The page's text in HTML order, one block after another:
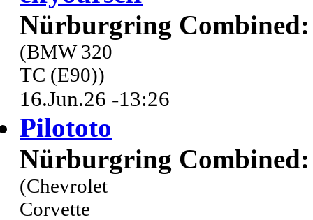
Nürburgring Combined:
(BMW 320
TC (E90))
16.Jun.26 -13:26
Pilototo
Nürburgring Combined:
(Chevrolet
Corvette